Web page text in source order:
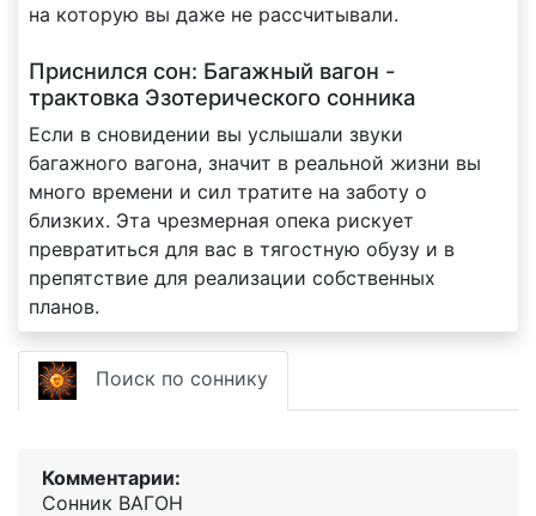
на которую вы даже не рассчитывали.
Приснился сон: Багажный вагон -
трактовка Эзотерического сонника
Если в сновидении вы услышали звуки
багажного вагона, значит в реальной жизни вы
много времени и сил тратите на заботу о
близких. Эта чрезмерная опека рискует
превратиться для вас в тягостную обузу и в
препятствие для реализации собственных
планов.
Поиск по соннику
Комментарии:
Сонник ВАГОН